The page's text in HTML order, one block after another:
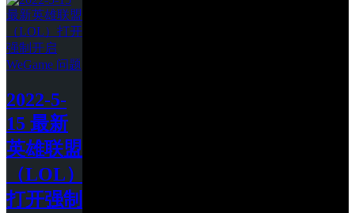
2022-5-
15 最新
英雄联盟
（LOL）
打开强制